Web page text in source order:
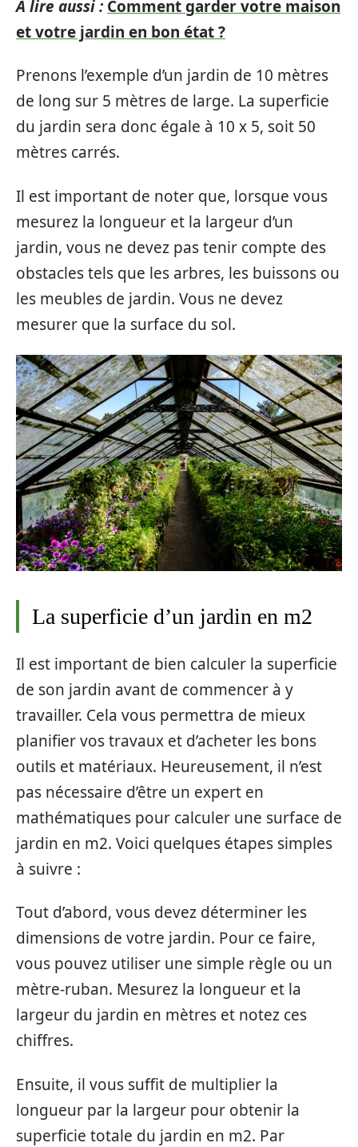
A lire aussi : Comment garder votre maison
et votre jardin en bon état ?
Prenons l’exemple d’un jardin de 10 mètres
de long sur 5 mètres de large. La superficie
du jardin sera donc égale à 10 x 5, soit 50
mètres carrés.
Il est important de noter que, lorsque vous
mesurez la longueur et la largeur d’un
jardin, vous ne devez pas tenir compte des
obstacles tels que les arbres, les buissons ou
les meubles de jardin. Vous ne devez
mesurer que la surface du sol.
La superficie d’un jardin en m2
Il est important de bien calculer la superficie
de son jardin avant de commencer à y
travailler. Cela vous permettra de mieux
planifier vos travaux et d’acheter les bons
outils et matériaux. Heureusement, il n’est
pas nécessaire d’être un expert en
mathématiques pour calculer une surface de
jardin en m2. Voici quelques étapes simples
à suivre :
Tout d’abord, vous devez déterminer les
dimensions de votre jardin. Pour ce faire,
vous pouvez utiliser une simple règle ou un
mètre-ruban. Mesurez la longueur et la
largeur du jardin en mètres et notez ces
chiffres.
Ensuite, il vous suffit de multiplier la
longueur par la largeur pour obtenir la
superficie totale du jardin en m2. Par